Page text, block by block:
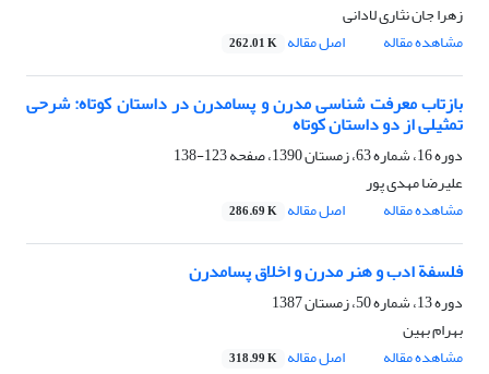
زهرا جان نثاری لادانی
مشاهده مقاله
اصل مقاله 262.01 K
بازتاب معرفت شناسی مدرن و پسامدرن در داستان کوتاه: شرحی
تمثیلی از دو داستان کوتاه
دوره 16، شماره 63، زمستان 1390، صفحه
123-138
علیرضا مهدی پور
مشاهده مقاله
اصل مقاله 286.69 K
فلسفة ادب و هنر مدرن و اخلاق پسامدرن
دوره 13، شماره 50، زمستان 1387
بهرام بهین
مشاهده مقاله
اصل مقاله 318.99 K